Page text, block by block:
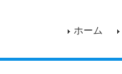
ホーム